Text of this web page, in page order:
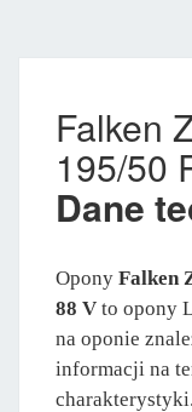
Falken
195/50
Dane
Opony Falken
88 V to opony
na oponie
informacji na